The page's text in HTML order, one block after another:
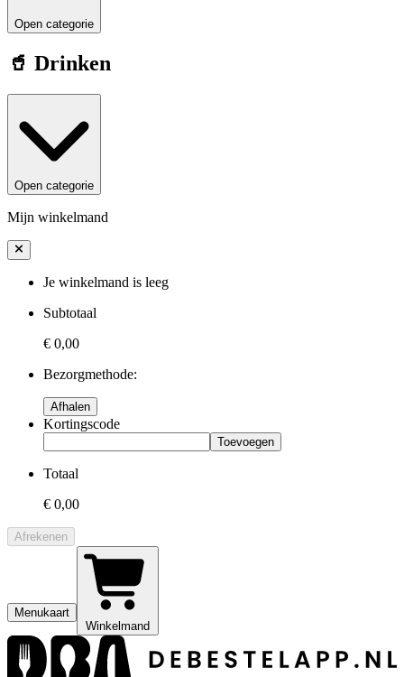
Open categorie
🥤 Drinken
Open categorie
Mijn winkelmand
Je winkelmand is leeg
Subtotaal
€ 0,00
Bezorgmethode:
Afhalen
Kortingscode
Toevoegen
Totaal
€ 0,00
Afrekenen
Menukaart
Winkelmand